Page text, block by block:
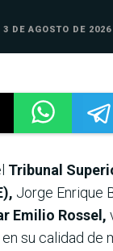
3 DE AGOSTO DE
Tribunal
Jorge Enrique
Emilio Rossel,
en su calidad de